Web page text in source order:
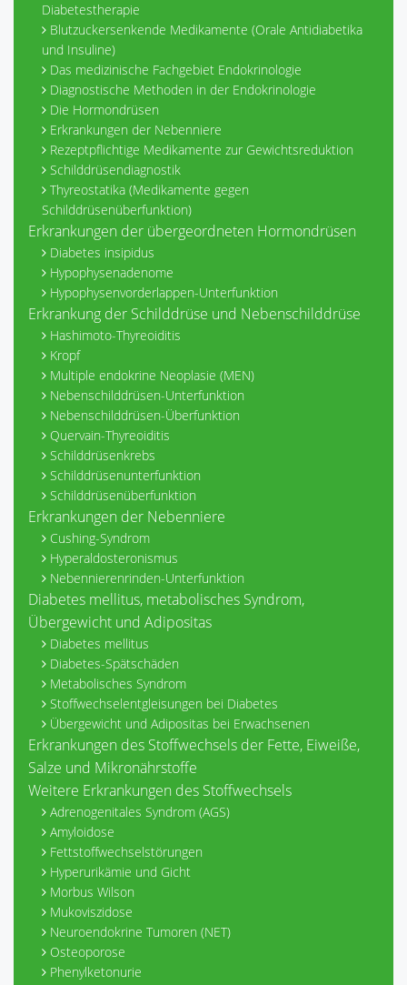
Diabetestherapie
Blutzuckersenkende Medikamente (Orale Antidiabetika
und Insuline)
Das medizinische Fachgebiet Endokrinologie
Diagnostische Methoden in der Endokrinologie
Die Hormondrüsen
Erkrankungen der Nebenniere
Rezeptpflichtige Medikamente zur Gewichtsreduktion
Schilddrüsendiagnostik
Thyreostatika (Medikamente gegen
Schilddrüsenüberfunktion)
Erkrankungen der übergeordneten Hormondrüsen
Diabetes insipidus
Hypophysenadenome
Hypophysenvorderlappen-Unterfunktion
Erkrankung der Schilddrüse und Nebenschilddrüse
Hashimoto-Thyreoiditis
Kropf
Multiple endokrine Neoplasie (MEN)
Nebenschilddrüsen-Unterfunktion
Nebenschilddrüsen-Überfunktion
Quervain-Thyreoiditis
Schilddrüsenkrebs
Schilddrüsenunterfunktion
Schilddrüsenüberfunktion
Erkrankungen der Nebenniere
Cushing-Syndrom
Hyperaldosteronismus
Nebennierenrinden-Unterfunktion
Diabetes mellitus, metabolisches Syndrom,
Übergewicht und Adipositas
Diabetes mellitus
Diabetes-Spätschäden
Metabolisches Syndrom
Stoffwechselentgleisungen bei Diabetes
Übergewicht und Adipositas bei Erwachsenen
Erkrankungen des Stoffwechsels der Fette, Eiweiße,
Salze und Mikronährstoffe
Weitere Erkrankungen des Stoffwechsels
Adrenogenitales Syndrom (AGS)
Amyloidose
Fettstoffwechselstörungen
Hyperurikämie und Gicht
Morbus Wilson
Mukoviszidose
Neuroendokrine Tumoren (NET)
Osteoporose
Phenylketonurie